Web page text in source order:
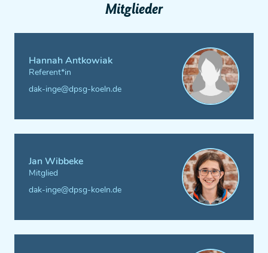
Mitglieder
Hannah Antkowiak
Referent*in
dak-inge@dpsg-koeln.de
Jan Wibbeke
Mitglied
dak-inge@dpsg-koeln.de